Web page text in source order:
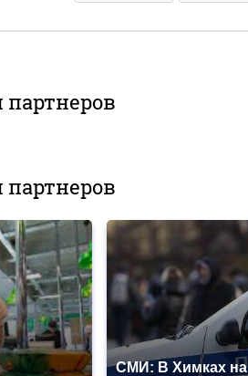
партнеров
партнеров
СМИ: В Химках на